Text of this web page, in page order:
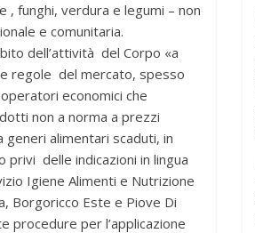
, funghi, verdura e legumi – non
e comunitaria.
dell’attività del Corpo «a
regole del mercato, spesso
economici che
non a norma a prezzi
alimentari scaduti, in
delle indicazioni in lingua
Igiene Alimenti e Nutrizione
Borgoricco Este e Piove Di
procedure per l’applicazione